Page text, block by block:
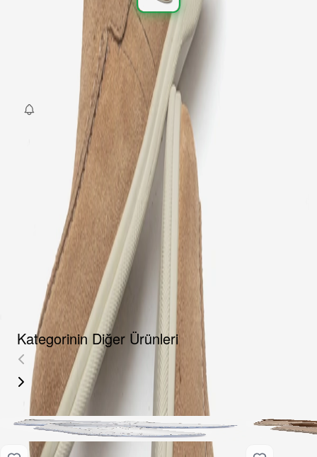
39 40
SEPETE EKLE
Fırsat Kombini Componenti Buraya Gelecek
ÜRÜN HAKKINDA
TAKSIT SEÇENEKLERI
YORUMLAR
AKSESUARLAR
Kategorinin Diğer Ürünleri